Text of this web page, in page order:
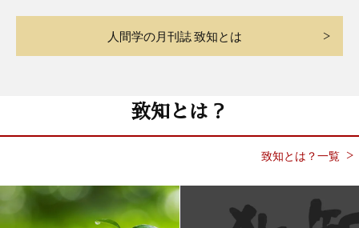
人間学の月刊誌 致知とは
致知とは？
致知とは？一覧